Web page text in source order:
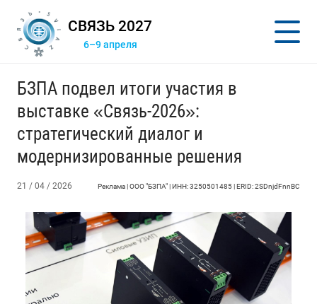
СВЯЗЬ 2027
6–9 апреля
БЗПА подвел итоги участия в
выставке «Связь-2026»:
стратегический диалог и
модернизированные решения
21 / 04 / 2026 Реклама | ООО "БЗПА" | ИНН: 3250501485 | ERID: 2SDnjdFnnBC